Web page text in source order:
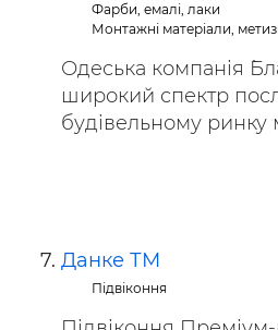
Фарби, емалі, лаки
Монтажні матеріали,
Одеська компанія
широкий спектр
будівельному ринку
Данке ТМ
Підвіконня